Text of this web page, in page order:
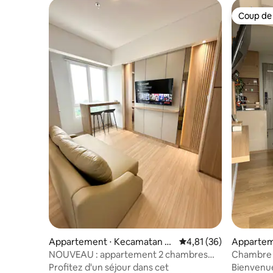
Appartement ⋅ Kecamatan B
umi Waras
Évaluation moyenne
4,81 (36)
NOUVEAU : appartement 2 chambres
avec vue sur l'océan à Lampung City Mall
Profitez d'un séjour dans cet
Coup
Coup
sur